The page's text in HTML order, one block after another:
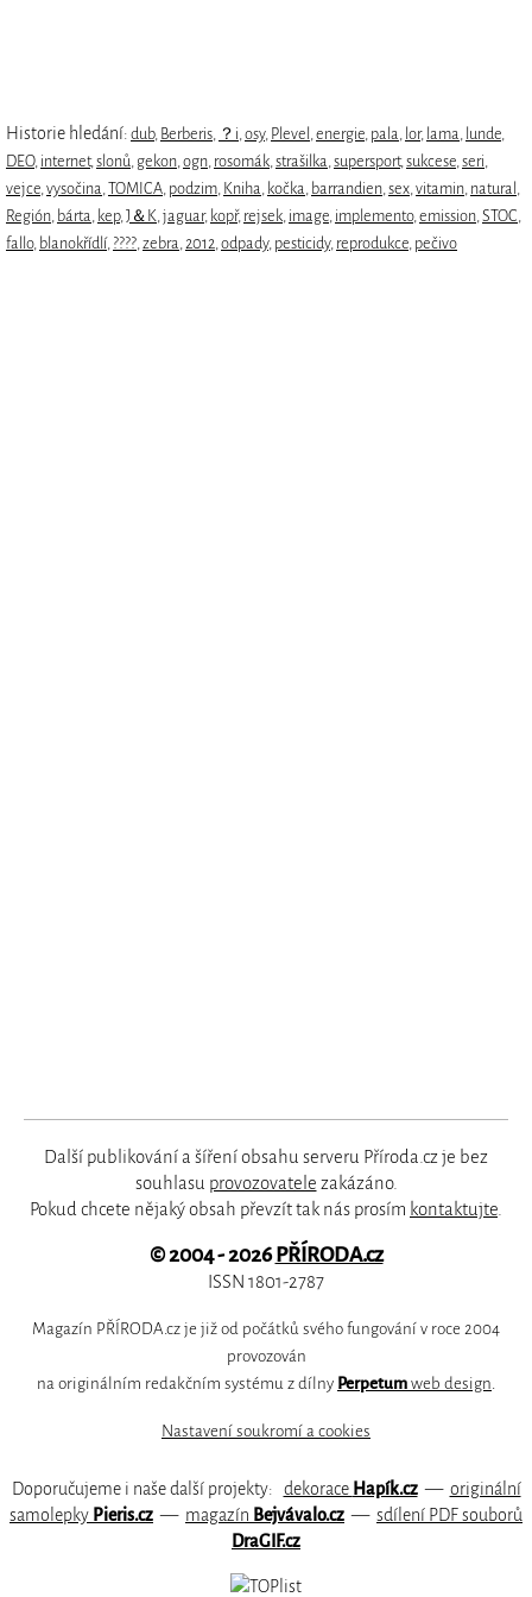
Historie hledání: dub, Berberis, ？i,osy, Plevel ,energie, pala, lor, lama, lunde,
DEO, internet,slonů, gekon,ogn, rosomák,strašilka,supersport,sukcese,seri,
vejce,vysočina,TOMICA, podzim, Kniha, kočka, barrandien,sex,vitamin, natural ,
Región, bárta, kep,J＆K,jaguar, kopř, rejsek, image, implemento,emission,STOC,
fallo, blanokřídlí, ????,zebra,2012,odpady, pesticidy, reprodukce, pečivo
Další publikování a šíření obsahu serveru Příroda.cz je bez
souhlasu provozovatele zakázáno.
Pokud chcete nějaký obsah převzít tak nás prosím kontaktujte.
© 2004 - 2026PŘÍRODA.cz
ISSN 1801-2787
Magazín PŘÍRODA.cz je již od počátků svého fungování v roce 2004
provozován
na originálním redakčním systému z dílny Perpetum web design
Nastavení soukromí a cookies
Doporučujeme i naše další projekty: dekorace Hapík.cz— originální
samolepky Pieris.cz — magazín Bejvávalo.cz — sdílení PDF souborů
DraGIF.cz